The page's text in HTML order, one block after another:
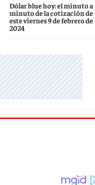
Dólar blue hoy: el minuto a
minuto de la cotización de
este viernes 9 de febrero de
2024